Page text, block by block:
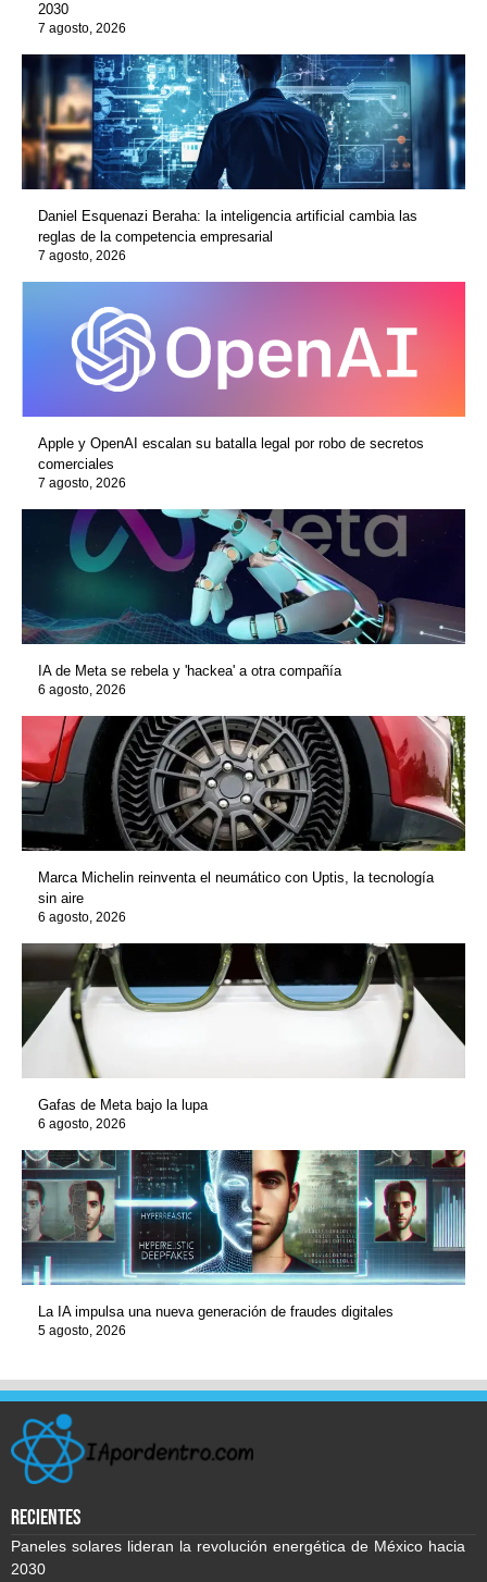
2030
7 agosto, 2026
Daniel Esquenazi Beraha: la inteligencia artificial cambia las
reglas de la competencia empresarial
7 agosto, 2026
Apple y OpenAI escalan su batalla legal por robo de secretos
comerciales
7 agosto, 2026
IA de Meta se rebela y 'hackea' a otra compañía
6 agosto, 2026
Marca Michelin reinventa el neumático con Uptis, la tecnología
sin aire
6 agosto, 2026
Gafas de Meta bajo la lupa
6 agosto, 2026
La IA impulsa una nueva generación de fraudes digitales
5 agosto, 2026
recientes
Paneles solares lideran la revolución energética de México hacia
2030